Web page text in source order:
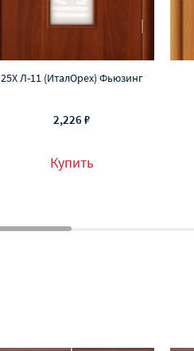
25Х Л-11 (ИталОрех) Фьюзинг
2,226 ₽
Купить